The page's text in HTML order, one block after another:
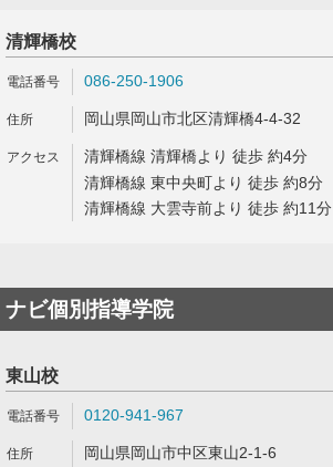
清輝橋校
086-250-1906
岡山県岡山市北区清輝橋4-4-32
清輝橋線 清輝橋より 徒歩 約4分
清輝橋線 東中央町より 徒歩 約8分
清輝橋線 大雲寺前より 徒歩 約11分
ナビ個別指導学院
東山校
0120-941-967
岡山県岡山市中区東山2-1-6